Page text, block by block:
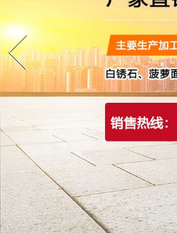
Prev